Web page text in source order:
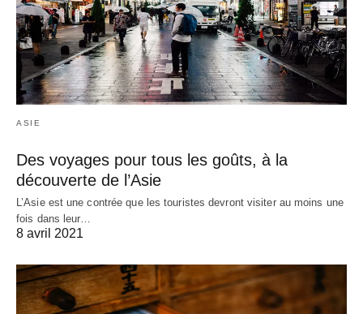
ASIE
Des voyages pour tous les goûts, à la
découverte de l’Asie
L’Asie est une contrée que les touristes devront visiter au moins une
fois dans leur…
8 avril 2021